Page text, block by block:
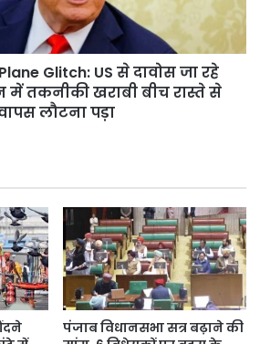
Glitch: US से दावोस जा रहे
में तकनीकी खराबी बीच रास्ते से
लौटना पड़ा
पंजाब विधानसभा सत्र बढ़ाने की